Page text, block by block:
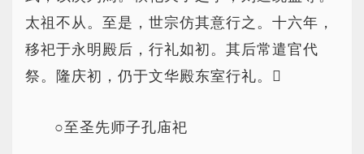
太祖不从。至是，世宗仿其意行之。十六年，
移祀于永明殿后，行礼如初。其后常遣官代
祭。隆庆初，仍于文华殿东室行礼。
○至圣先师子孔庙祀